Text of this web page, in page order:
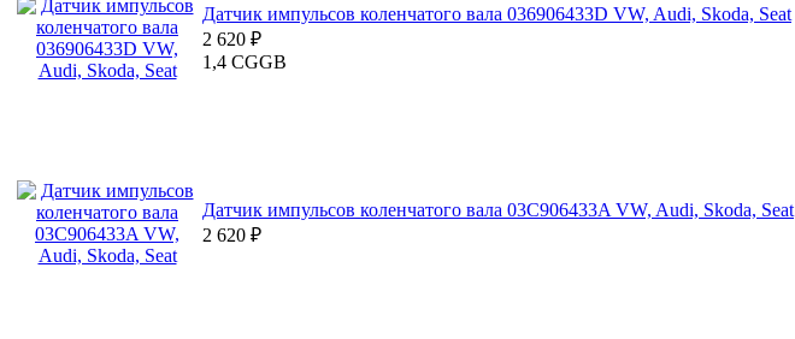
Датчик импульсов коленчатого вала 036906433D VW, Audi, Skoda, Seat
2 620 ₽
1,4 CGGB
Датчик импульсов коленчатого вала 03C906433A VW, Audi, Skoda, Seat
2 620 ₽